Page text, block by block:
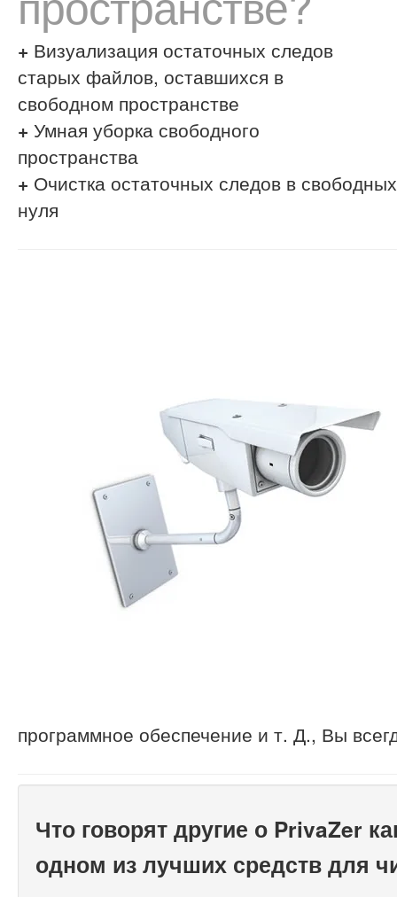
+ Визуализация остаточных следов
старых файлов, оставшихся в
свободном пространстве
+ Умная уборка свободного
пространства
+ Очистка остаточных следов в
нуля
программное обеспечение и т. Д., Вы
Что говорят другие о PrivaZer
одном из лучших средств для